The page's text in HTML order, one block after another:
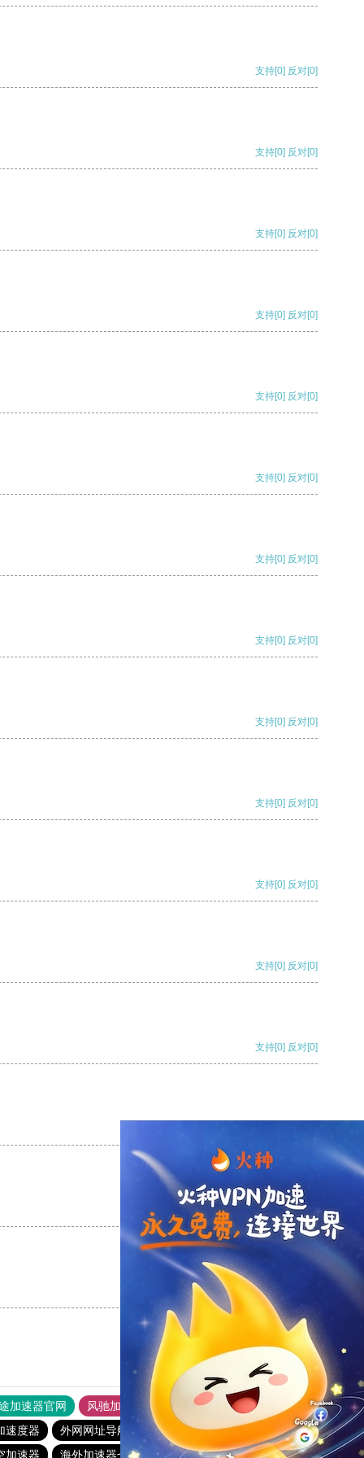
支持[0] 反对[0]
支持[0] 反对[0]
支持[0] 反对[0]
支持[0] 反对[0]
支持[0] 反对[0]
支持[0] 反对[0]
支持[0] 反对[0]
支持[0] 反对[0]
支持[0] 反对[0]
支持[0] 反对[0]
支持[0] 反对[0]
支持[0] 反对[0]
支持[0] 反对[0]
支持 [0] 反对[0]
支持
加速器官网 风驰加速器
旋风加速器
速度器
外网网址导航 软件中心 雷霆加速
狂飙加速器
加速器
海外加速器七天试用 酷通加速器